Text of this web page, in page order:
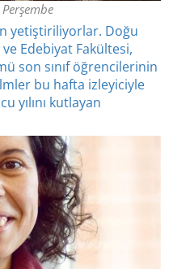
yetiştiriliyorlar. Doğu
Edebiyat Fakültesi,
son sınıf öğrencilerinin
bu hafta izleyiciyle
yılını kutlayan